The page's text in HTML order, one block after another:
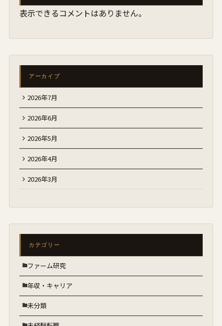
表示できるコメントはありません。
アーカイブ
2026年7月
2026年6月
2026年5月
2026年4月
2026年3月
カテゴリー
ファーム研究
年収・キャリア
未分類